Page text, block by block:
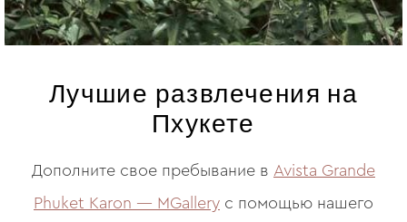
Лучшие развлечения на
Пхукете
Дополните свое пребывание в Avista Grande
Phuket Karon — MGallery с помощью нашего